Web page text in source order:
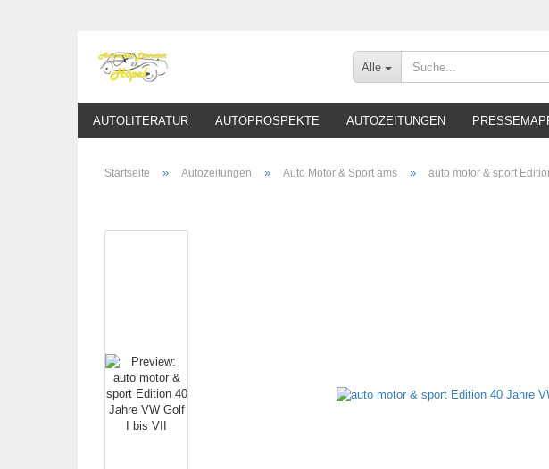
Alle
AUTOLITERATUR AUTOPROSPEKTE AUTOZEITUNGEN
Startseite » Autozeitungen » Auto Motor & Sport ams » auto motor & sport